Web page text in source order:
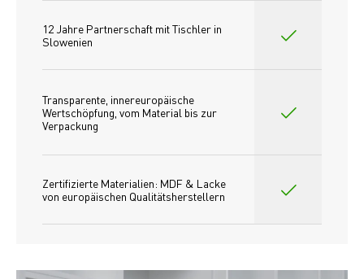
12 Jahre Partnerschaft mit Tischler in
Slowenien
Transparente, innereuropäische
Wertschöpfung, vom Material bis zur
Verpackung
Zertifizierte Materialien: MDF & Lacke
von europäischen Qualitätsherstellern